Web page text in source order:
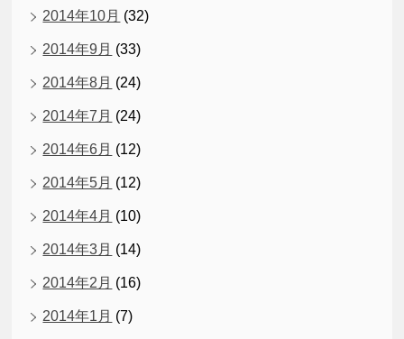
2014年10月 (32)
2014年9月 (33)
2014年8月 (24)
2014年7月 (24)
2014年6月 (12)
2014年5月 (12)
2014年4月 (10)
2014年3月 (14)
2014年2月 (16)
2014年1月 (7)